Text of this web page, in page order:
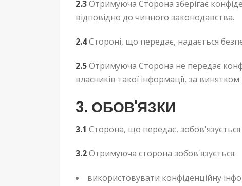
2.3Отримуюча Сторона зберігає
відповідно до чинного законодавства.
2.4Стороні, що передає, надається
2.5Отримуюча Сторона не передає
власників такої інформації, за
3. ОБОВ'ЯЗКИ
3.1 Сторона, що передає,
3.2Отримуюча сторона зобов'язується:
використовувати конфіденційну